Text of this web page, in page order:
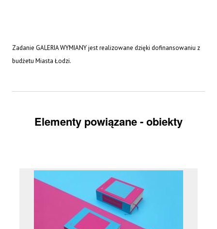
Zadanie GALERIA WYMIANY jest realizowane dzięki dofinansowaniu z
budżetu Miasta Łodzi.
Elementy powiązane - obiekty